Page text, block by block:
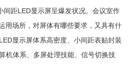
距LED显示屏呈爆发状况。会议室作
用场所，对屏体有哪些要求，又具有什
显示屏体系高密度、小间距表贴封装
机体系、多屏处理技能、信号切换技